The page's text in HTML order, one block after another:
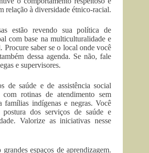
relação à diversidade étnico-racial.
estão revendo sua política de
com base na multiculturalidade e
Procure saber se o local onde você
dessa agenda. Se não, fale
e supervisores.
de saúde e de assistência social
com rotinas de atendimento sem
famílias indígenas e negras. Você
postura dos serviços de saúde e
Valorize as iniciativas nesse
espaços de aprendizagem.